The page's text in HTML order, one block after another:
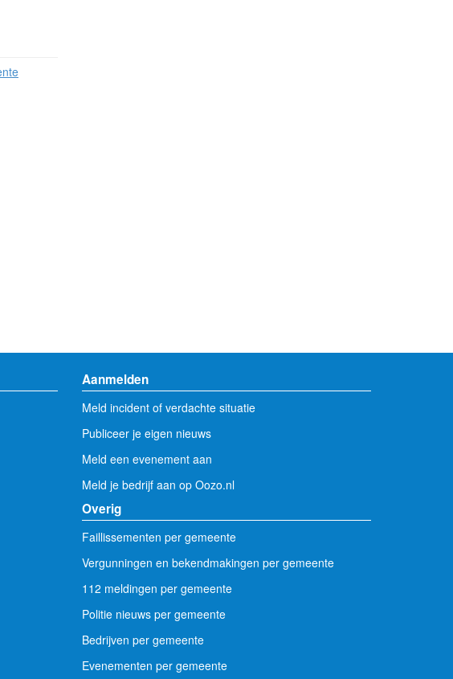
Aanmelden
Meld incident of verdachte situatie
Publiceer je eigen nieuws
Meld een evenement aan
Meld je bedrijf aan op Oozo.nl
Overig
Faillissementen per gemeente
Vergunningen en bekendmakingen per gemeente
112 meldingen per gemeente
Politie nieuws per gemeente
Bedrijven per gemeente
Evenementen per gemeente